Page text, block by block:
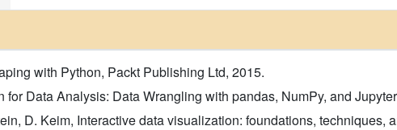
with Python, Packt Publishing Ltd, 2015.
for Data Analysis: Data Wrangling with pandas, NumPy, and
D. Keim, Interactive data visualization: foundations,